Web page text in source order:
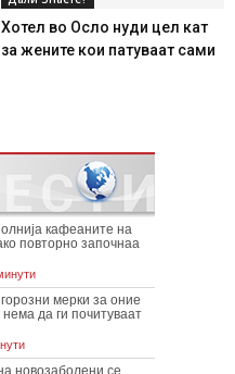
Хотел во Осло нуди цел кат
за жените кои патуваат сами